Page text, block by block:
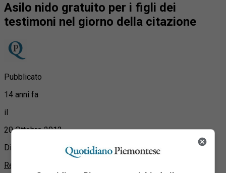
Asilo nido gratuito per i figli dei
testimoni nel giorno della citazione
Pubblicato
14 anni fa
il
20 Ottobre 2012
Di
Redazione Quotidiano Piemontese